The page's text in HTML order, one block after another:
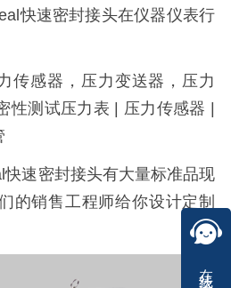
快速密封接头在仪器仪表行
传感器，压力变送器，压力
性测试压力表 | 压力传感器 |
速密封接头有大量标准品现
的销售工程师给你设计定制
在线咨询